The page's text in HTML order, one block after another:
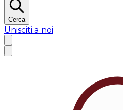
Cerca
Unisciti a noi